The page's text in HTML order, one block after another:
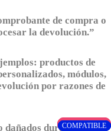
COMPATIBLE
de compra o
la devolución.”
productos de
módulos,
por razones de
dañados durante el
ORIGINAL
ORIGINAL
COMPATIBLE
COMPATIBLE
COMPATIBLE